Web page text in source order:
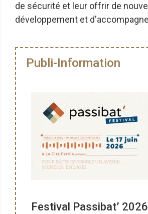
de sécurité et leur offrir de
développement et
Publi-Information
Festival Passibat’